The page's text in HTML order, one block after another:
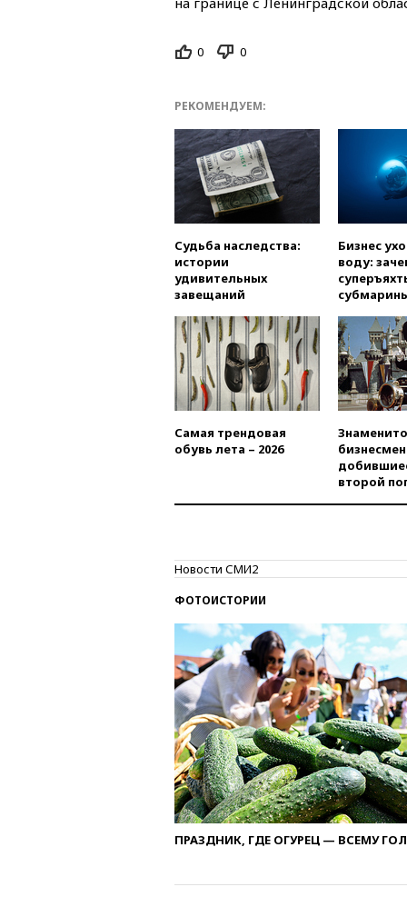
0 0
РЕКОМЕНДУЕМ:
Судьба наследства:
истории
удивительных
завещаний
Бизнес
воду:
Самая трендовая
обувь лета – 2026
второй
Новости СМИ2
ФОТОИСТОРИИ
ПРАЗДНИК, ГДЕ ОГУРЕЦ — ВСЕМУ